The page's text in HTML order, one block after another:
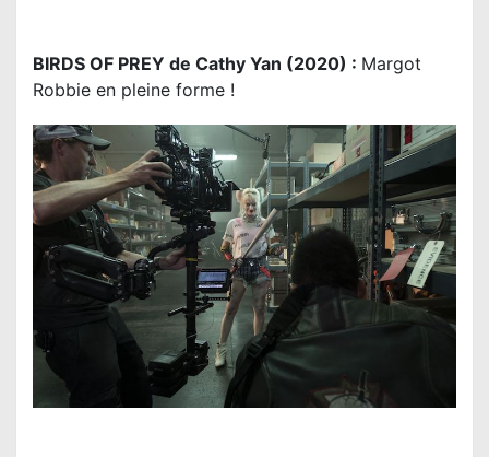
BIRDS OF PREY de Cathy Yan (2020) : Margot
Robbie en pleine forme !